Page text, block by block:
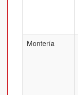
Montería